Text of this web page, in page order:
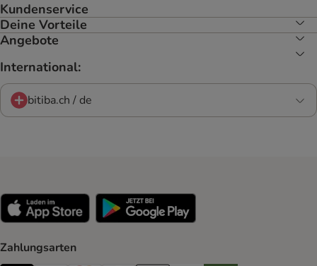
Kundenservice
Deine Vorteile
Angebote
International:
bitiba.ch / de
Zahlungsarten